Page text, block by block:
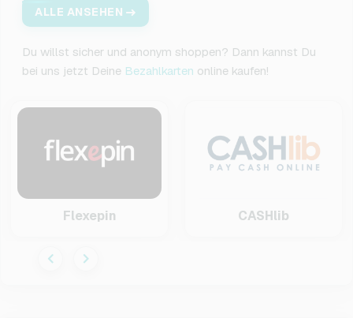
ALLE ANSEHEN
Du willst sicher und anonym shoppen? Dann kannst Du
bei uns jetzt Deine Bezahlkarten online kaufen!
Flexepin CASHlib